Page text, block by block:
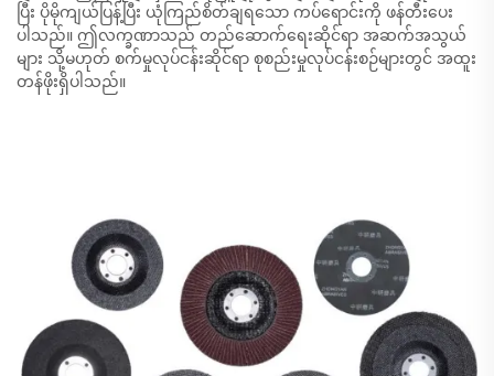
ပြီး ပိုမိုကျယ်ပြန့်ပြီး ယုံကြည်စိတ်ချရသော ကပ်ရောင်းကို ဖန်တီးပေး
ပါသည်။ ဤလက္ခဏာသည် တည်ဆောက်ရေးဆိုင်ရာ အဆက်အသွယ်
များ သို့မဟုတ် စက်မှုလုပ်ငန်းဆိုင်ရာ စုစည်းမှုလုပ်ငန်းစဉ်များတွင် အထူး
တန်ဖိုးရှိပါသည်။